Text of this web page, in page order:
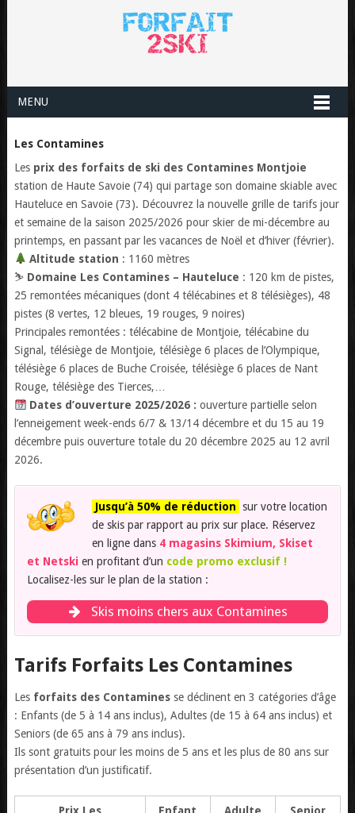
MENU
Les Contamines
Lesprix des forfaits de ski des Contamines Montjoie
station de Haute Savoie (74) qui partage son domaine skiable avec
Hauteluce en Savoie (73). Découvrez la nouvelle grille de tarifs jour
et semaine de la saison 2025/2026 pour skier de mi-décembre au
printemps, en passant par les vacances de Noël et d’hiver (février).
Altitude station : 1160 mètres
⛷️ Domaine Les Contamines – Hauteluce : 120 km de pistes,
25 remontées mécaniques (dont 4 télécabines et 8 télésièges), 48
pistes (8 vertes, 12 bleues, 19 rouges, 9 noires)
Principales remontées : télécabine de Montjoie, télécabine du
Signal, télésiège de Montjoie, télésiège 6 places de l’Olympique,
télésiège 6 places de Buche Croisée, télésiège 6 places de Nant
Rouge, télésiège des Tierces,…
Dates d’ouverture 2025/2026 : ouverture partielle selon
l’enneigement week-ends 6/7 & 13/14 décembre et du 15 au 19
décembre puis ouverture totale du 20 décembre 2025 au 12 avril
2026.
Jusqu’à 50% de réduction sur votre location
de skis par rapport au prix sur place. Réservez
en ligne dans 4 magasins Skimium, Skiset
et Netski en profitant d’un code promo exclusif !
Localisez-les sur le plan de la station :
Skis moins chers aux Contamines
Tarifs Forfaits Les Contamines
Les forfaits des Contaminesse déclinent en 3 catégories d’âge
: Enfants (de 5 à 14 ans inclus), Adultes (de 15 à 64 ans inclus) et
Seniors (de 65 ans à 79 ans inclus).
Ils sont gratuits pour les moins de 5 ans et les plus de 80 ans sur
présentation d’un justificatif.
Prix Les
Enfant Adulte Senior